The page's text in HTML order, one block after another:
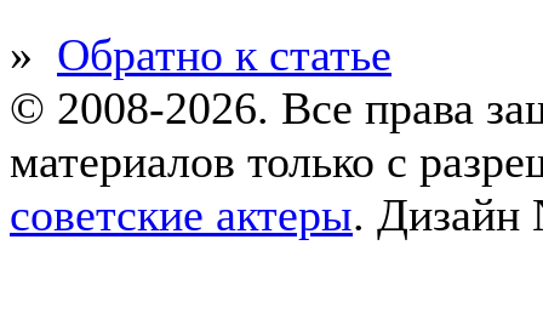
» Обратно к статье
© 2008-2026. Все права
материалов только с
советские актеры. Дизайн